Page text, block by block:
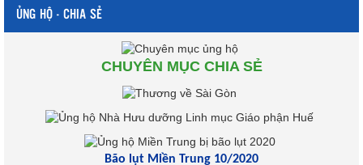
ỦNG HỘ - CHIA SẺ
CHUYÊN MỤC CHIA SẺ
Bão lụt Miền Trung 10/2020